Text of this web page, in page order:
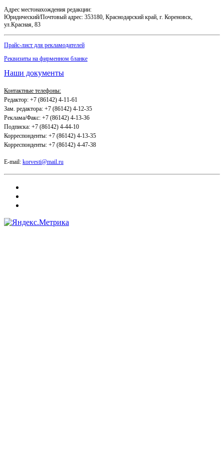
Адрес местонахождения редакции:
Юридический/Почтовый адрес: 353180, Краснодарский край, г. Кореновск,
ул.Красная, 83
Прайс-лист для рекламодателей
Реквизиты на фирменном бланке
Наши документы
Контактные телефоны:
Редактор: +7 (86142) 4-11-61
Зам. редактора: +7 (86142) 4-12-35
Реклама/Факс: +7 (86142) 4-13-36
Подписка: +7 (86142) 4-44-10
Корреспонденты: +7 (86142) 4-13-35
Корреспонденты: +7 (86142) 4-47-38
E-mail: korvesti@mail.ru